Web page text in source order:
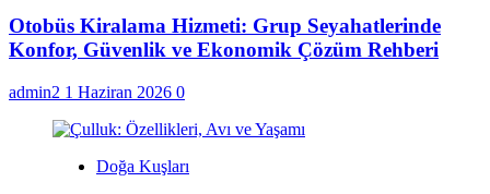
Otobüs Kiralama Hizmeti: Grup Seyahatlerinde
Konfor, Güvenlik ve Ekonomik Çözüm Rehberi
admin2 1 Haziran 2026 0
Doğa Kuşları